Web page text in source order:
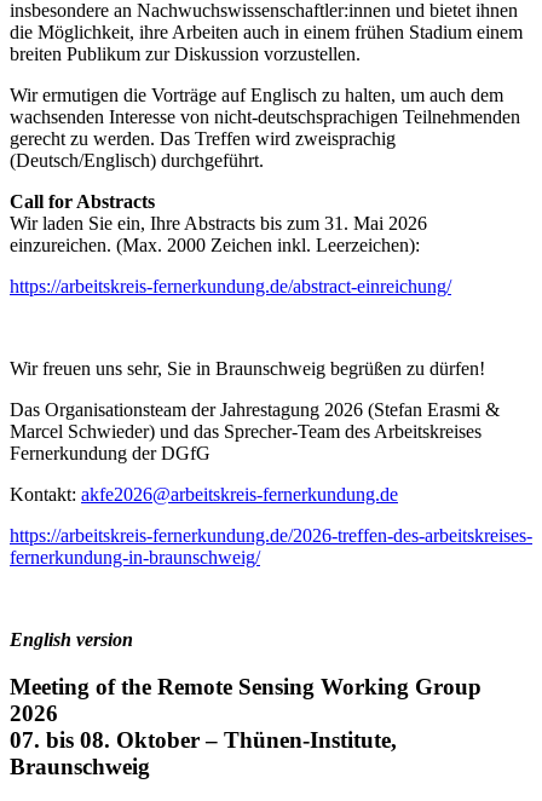
insbesondere an Nachwuchswissenschaftler:innen und bietet ihnen
die Möglichkeit, ihre Arbeiten auch in einem frühen Stadium einem
breiten Publikum zur Diskussion vorzustellen.
Wir ermutigen die Vorträge auf Englisch zu halten, um auch dem
wachsenden Interesse von nicht-deutschsprachigen Teilnehmenden
gerecht zu werden. Das Treffen wird zweisprachig
(Deutsch/Englisch) durchgeführt.
Call for Abstracts
Wir laden Sie ein, Ihre Abstracts bis zum 31. Mai 2026
einzureichen. (Max. 2000 Zeichen inkl. Leerzeichen):
https://arbeitskreis-fernerkundung.de/abstract-einreichung/
Wir freuen uns sehr, Sie in Braunschweig begrüßen zu dürfen!
Das Organisationsteam der Jahrestagung 2026 (Stefan Erasmi &
Marcel Schwieder) und das Sprecher-Team des Arbeitskreises
Fernerkundung der DGfG
Kontakt: akfe2026@arbeitskreis-fernerkundung.de
https://arbeitskreis-fernerkundung.de/2026-treffen-des-arbeitskreises-
fernerkundung-in-braunschweig/
English version
Meeting of the Remote Sensing Working Group
2026
07. bis 08. Oktober – Thünen-Institute,
Braunschweig